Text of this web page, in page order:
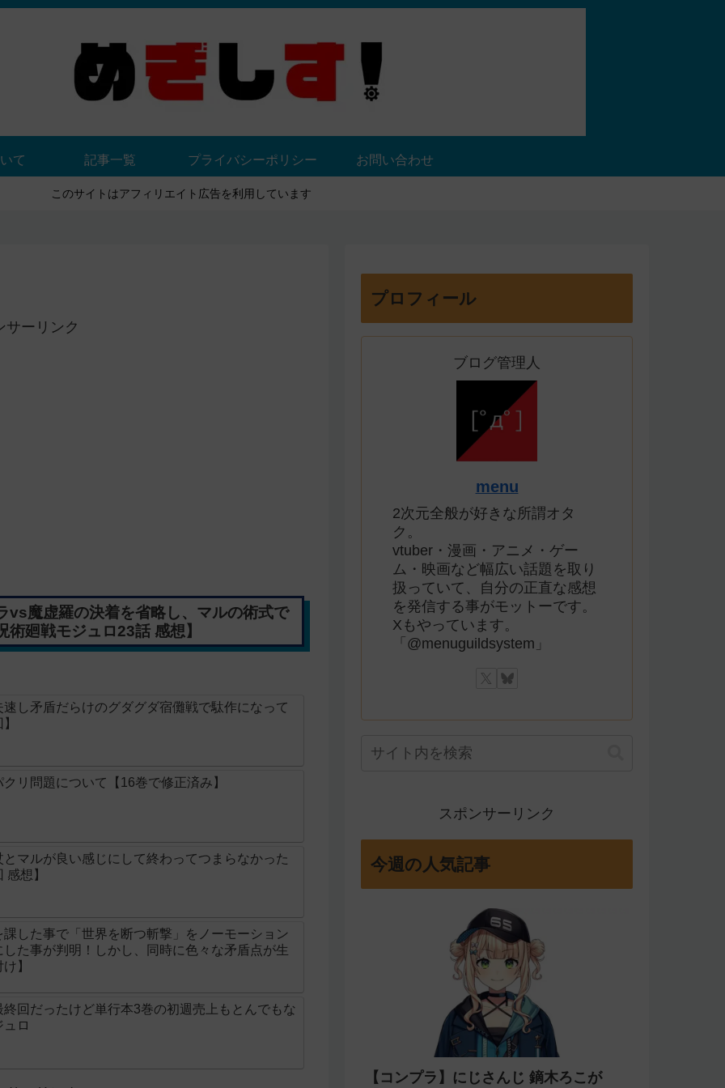
て 記事一覧 プライバシーポリシー お問い合わせ
このサイトはアフィリエイト広告を利用しています
サーリンク
vs魔虚羅の決着を省略し、マルの術式で
廻戦モジュロ23話 感想】
し矛盾だらけのグダグダ宿儺戦で駄作になって
リ問題について【16巻で修正済み】
マルが良い感じにして終わってつまらなかった
想】
した事で「世界を断つ斬撃」をノーモーション
た事が判明！しかし、同時に色々な矛盾点が生
】
回だったけど単行本3巻の初週売上もとんでもな
ロ
プロフィール
ブログ管理人
menu
2次元全般が好きな所謂オタ
ク。
vtuber・漫画・アニメ・ゲー
ム・映画など幅広い話題を取り
扱っていて、自分の正直な感想
を発信する事がモットーです。
Xもやっています。
「@menuguildsystem」
スポンサーリンク
今週の人気記事
【コンプラ】にじさんじ 鏑木ろこが